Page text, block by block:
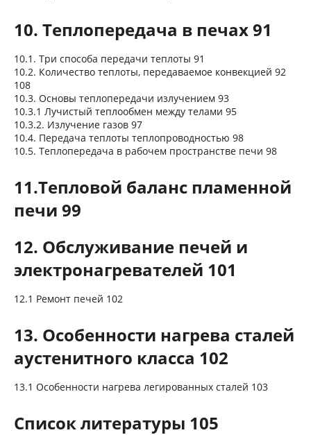
10. Теплопередача в печах 91
10.1. Три способа передачи теплоты 91
10.2. Количество теплоты, передаваемое конвекцией 92
108
10.3. Основы теплопередачи излучением 93
10.3.1 Лучистый теплообмен между телами 95
10.3.2. Излучение газов 97
10.4. Передача теплоты теплопроводностью 98
10.5. Теплопередача в рабочем пространстве печи 98
11.Тепловой баланс пламенной
печи 99
12. Обслуживание печей и
электронагревателей 101
12.1 Ремонт печей 102
13. Особенности нагрева сталей
аустенитного класса 102
13.1 Особенности нагрева легированных сталей 103
Список литературы 105